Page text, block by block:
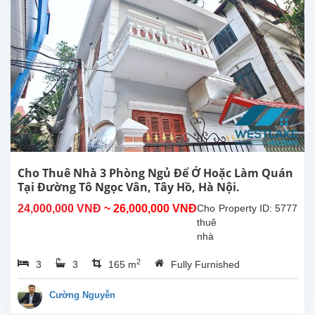
Hồ,
Hà
Nội.
Tổng
diện
tích
sinh
hoạt
500m²,
bếp
8
phòng
có
phòng
tắm...
Cho Thuê Nhà 3 Phòng Ngủ Để Ở Hoặc Làm Quán
Tại Đường Tô Ngọc Vân, Tây Hồ, Hà Nội.
24,000,000 VNĐ ~ 26,000,000 VNĐ Property ID: 5777
Cho
thuê
nhà
phòng
ngủ
3 3 165 m2 Fully Furnished
Cường Nguyễn